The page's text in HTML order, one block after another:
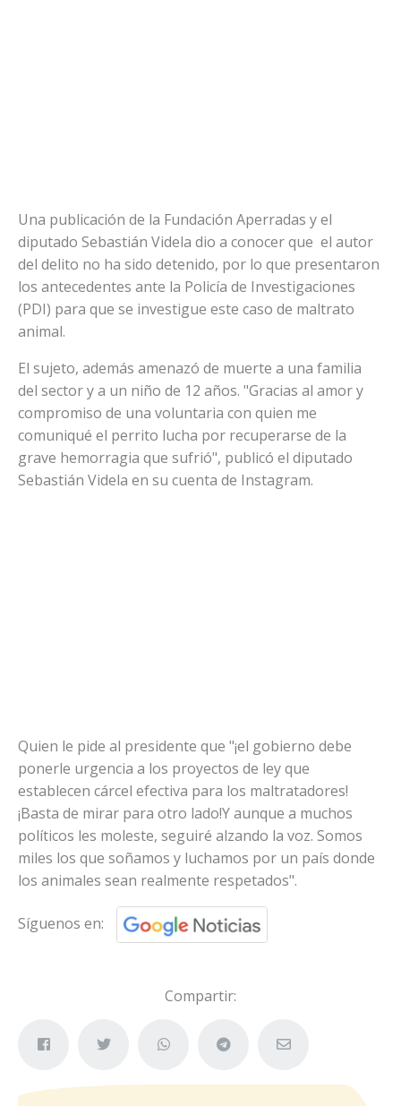
Una publicación de la Fundación Aperradas y el
diputado Sebastián Videla dio a conocer que el autor
del delito no ha sido detenido, por lo que presentaron
los antecedentes ante la Policía de Investigaciones
(PDI) para que se investigue este caso de maltrato
animal.
El sujeto, además amenazó de muerte a una familia
del sector y a un niño de 12 años. "Gracias al amor y
compromiso de una voluntaria con quien me
comuniqué el perrito lucha por recuperarse de la
grave hemorragia que sufrió", publicó el diputado
Sebastián Videla en su cuenta de Instagram.
Quien le pide al presidente que "¡el gobierno debe
ponerle urgencia a los proyectos de ley que
establecen cárcel efectiva para los maltratadores!
¡Basta de mirar para otro lado!Y aunque a muchos
políticos les moleste, seguiré alzando la voz. Somos
miles los que soñamos y luchamos por un país donde
los animales sean realmente respetados".
Síguenos en:
Compartir: